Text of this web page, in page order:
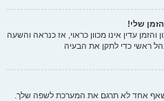
שלי!
עדין אינו מכוון כראוי, אז כנראה והשעה
ראשי כדי לתקן את הבעיה
אחד לא תרגם את המערכת לשפה שלך.